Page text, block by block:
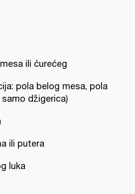
ili ćurećeg
pola belog mesa, pola
džigerica)
ili putera
luka